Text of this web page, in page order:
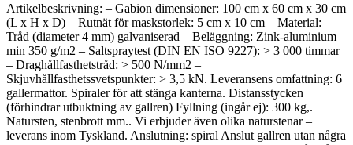
Artikelbeskrivning: – Gabion dimensioner: 100 cm x 60 cm x 30 cm
(L x H x D) – Rutnät för maskstorlek: 5 cm x 10 cm – Material:
Tråd (diameter 4 mm) galvaniserad – Beläggning: Zink-aluminium
min 350 g/m2 – Saltspraytest (DIN EN ISO 9227): > 3 000 timmar
– Draghållfasthetstråd: > 500 N/mm2 –
Skjuvhållfasthetssvetspunkter: > 3,5 kN. Leveransens omfattning: 6
gallermattor. Spiraler för att stänga kanterna. Distansstycken
(förhindrar utbuktning av gallren) Fyllning (ingår ej): 300 kg,.
Natursten, stenbrott mm.. Vi erbjuder även olika naturstenar –
leverans inom Tyskland. Anslutning: spiral Anslut gallren utan några